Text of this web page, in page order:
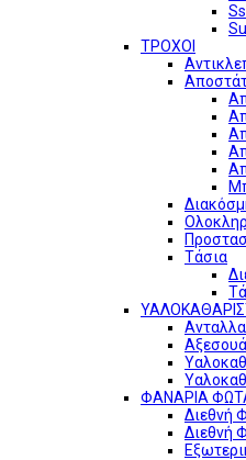
ΤΡΟΧΟΙ
Τάσια
ΦΑΝΑΡΙΑ
Διεθνή
Διεθνή